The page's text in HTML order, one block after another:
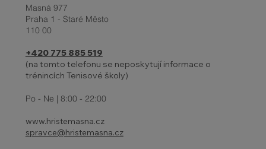
Report z turnaje a Velikonoční
Masná 977
Praha 1 - Staré Město
110 00
+420 775 885 519
(na tomto telefonu se neposkytují informace o
trénincích Tenisové školy)
Po - Ne | 8:00 - 22:00
www.hristemasna.cz
spravce@hristemasna.cz